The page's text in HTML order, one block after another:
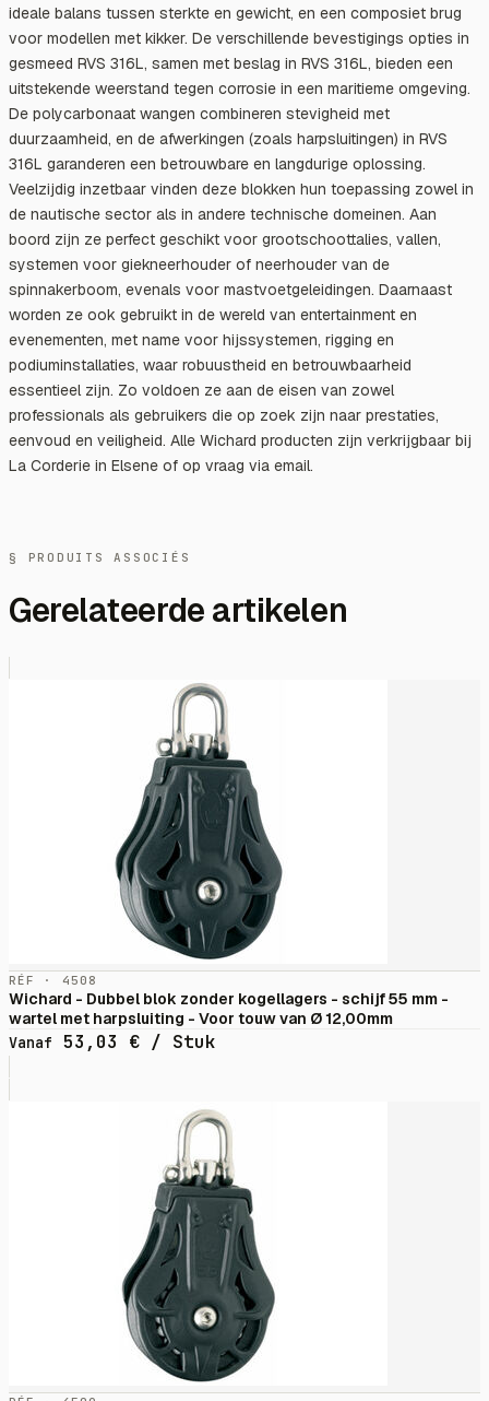
ideale balans tussen sterkte en gewicht, en een composiet brug
voor modellen met kikker. De verschillende bevestigings opties in
gesmeed RVS 316L, samen met beslag in RVS 316L, bieden een
uitstekende weerstand tegen corrosie in een maritieme omgeving.
De polycarbonaat wangen combineren stevigheid met
duurzaamheid, en de afwerkingen (zoals harpsluitingen) in RVS
316L garanderen een betrouwbare en langdurige oplossing.
Veelzijdig inzetbaar vinden deze blokken hun toepassing zowel in
de nautische sector als in andere technische domeinen. Aan
boord zijn ze perfect geschikt voor grootschoottalies, vallen,
systemen voor giekneerhouder of neerhouder van de
spinnakerboom, evenals voor mastvoetgeleidingen. Daarnaast
worden ze ook gebruikt in de wereld van entertainment en
evenementen, met name voor hijssystemen, rigging en
podiuminstallaties, waar robuustheid en betrouwbaarheid
essentieel zijn. Zo voldoen ze aan de eisen van zowel
professionals als gebruikers die op zoek zijn naar prestaties,
eenvoud en veiligheid. Alle Wichard producten zijn verkrijgbaar bij
La Corderie in Elsene of op vraag via email.
§ PRODUITS ASSOCIÉS
Gerelateerde artikelen
RÉF · 4508
Wichard - Dubbel blok zonder kogellagers - schijf 55 mm -
wartel met harpsluiting - Voor touw van Ø 12,00mm
Vanaf
53,03 € / Stuk